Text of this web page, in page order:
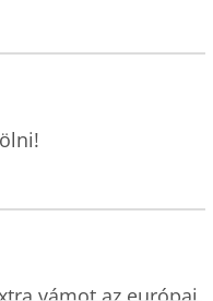
vámot az európai